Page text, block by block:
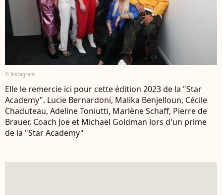
© Instagram
Elle le remercie ici pour cette édition 2023 de la "Star
Academy". Lucie Bernardoni, Malika Benjelloun, Cécile
Chaduteau, Adeline Toniutti, Marlène Schaff, Pierre de
Brauer, Coach Joe et Michaël Goldman lors d'un prime
de la "Star Academy"